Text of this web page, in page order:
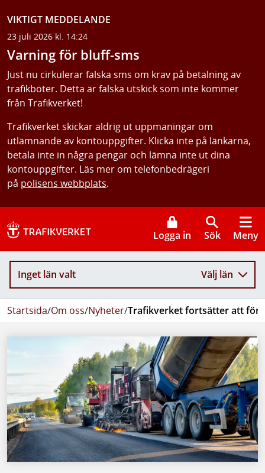
VIKTIGT MEDDELANDE
23 juli 2026 kl. 14:24
Varning för bluff-sms
Just nu cirkulerar falska sms om krav på betalning av
trafikböter. Detta är falska utskick som inte kommer
från Trafikverket!
Trafikverket skickar aldrig ut uppmaningar om
utlämnande av kontouppgifter. Klicka inte på länkarna,
betala inte in några pengar och lämna inte ut dina
kontouppgifter. Läs mer om telefonbedrägeri
på polisens webbplats.
Logga in Sök Meny
Inget län valt Välj län
Startsida/Om oss/Nyheter/Trafikverket fortsätter att